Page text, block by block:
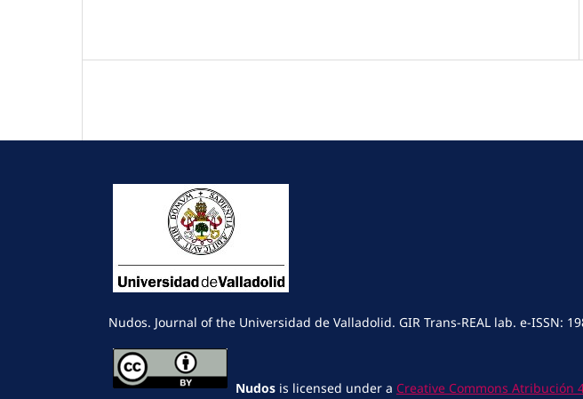
Nudos. Journal of the Universidad de Valladolid. GIR Trans-REAL lab. e-ISSN:
Nudos is licensed under a Creative Commons Atribución